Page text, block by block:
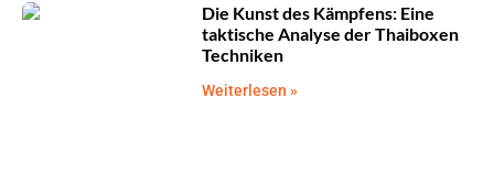
Die Kunst des Kämpfens: Eine
taktische Analyse der Thaiboxen
Techniken
Weiterlesen »